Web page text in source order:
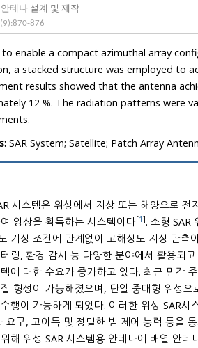
테나 설계 및 제작
(9):870-876
configuration within a limited surface area.
results showed that the antenna
12 %. The radiation patterns were validated
SAR System; Satellite; Patch Array
시스템은 위성에서 지상 또는 해양으로
영상을 획득하는 시스템이다[1]. 소형 SAR
어 정찰,
환경 감시 등 다양한 분야에서 활용되고 있다. 이에 따라 경량화
에 대한 수요가 증가하고 있다. 최근 민간
으로는 수행하기 어려운 임무를 군집 소형
이 가능하게 되었다. 이러한 위성 SAR시스템에 적
요구, 고이득 및 정밀한 빔 제어 능력 등을
템용 안테나에 배열 안테나를 적용시키면, 반사판 안테나 대비 가